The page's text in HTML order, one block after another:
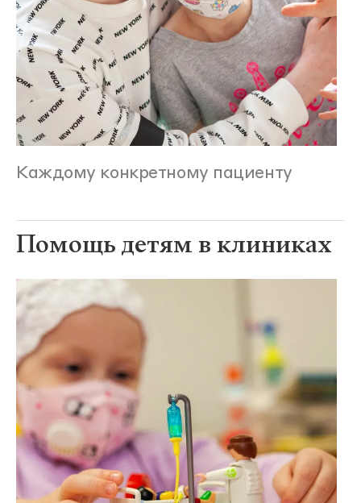
Каждому конкретному пациенту
Помощь детям в клиниках